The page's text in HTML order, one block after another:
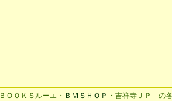
ＢＯＯＫＳルーエ・ ＢＭＳＨＯＰ ・吉祥寺ＪＰ の